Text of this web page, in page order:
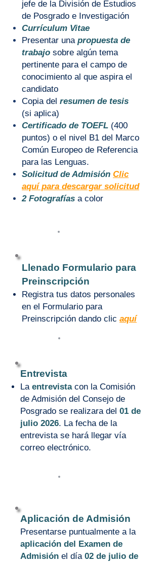
jefe de la División de Estudios
de Posgrado e Investigación
Currículum Vitae
Presentar una propuesta de
trabajo sobre algún tema
pertinente para el campo de
conocimiento al que aspira el
candidato
Copia del resumen de tesis
(si aplica)
Certificado de TOEFL (400
puntos) o el nivel B1 del Marco
Común Europeo de Referencia
para las Lenguas.
Solicitud de Admisión Clic
aquí para descargar solicitud
2 Fotografías a color
Llenado Formulario para
Preinscripción
Registra tus datos personales
en el Formulario para
Preinscripción dando clic aquí
Entrevista
La entrevista con la Comisión
de Admisión del Consejo de
Posgrado se realizara del 01 de
julio 2026. La fecha de la
entrevista se hará llegar vía
correo electrónico.
Aplicación de Admisión
Presentarse puntualmente a la
aplicación del Examen de
Admisión el día 02 de julio de